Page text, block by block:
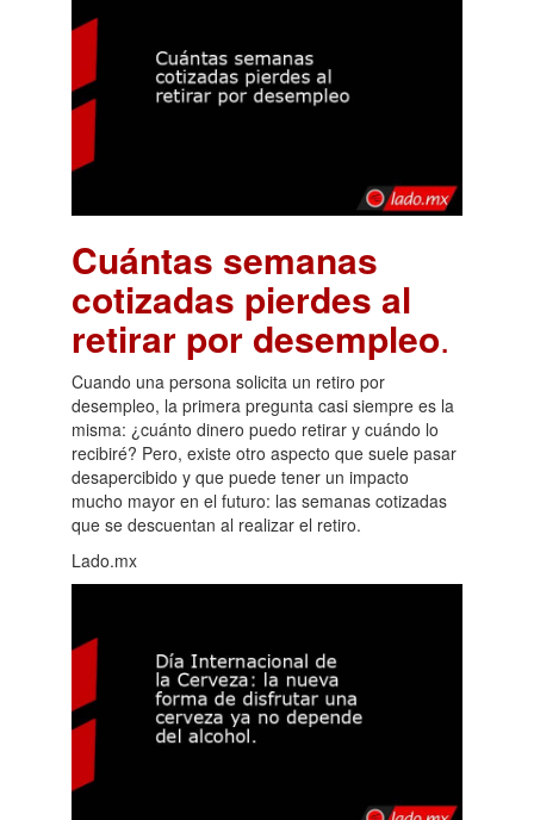
Cuántas semanas
cotizadas pierdes al
retirar por desempleo.
Cuando una persona solicita un retiro por
desempleo, la primera pregunta casi siempre es la
misma: ¿cuánto dinero puedo retirar y cuándo lo
recibiré? Pero, existe otro aspecto que suele pasar
desapercibido y que puede tener un impacto
mucho mayor en el futuro: las semanas cotizadas
que se descuentan al realizar el retiro.
Lado.mx